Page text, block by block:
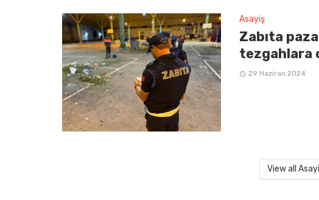
Asayiş
Zabıta
tezgahlara
29 Haziran 2024
View all